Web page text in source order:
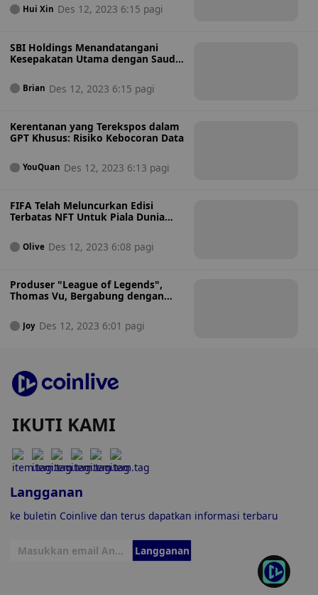
Hui Xin Des 12, 2023 6:15 pagi
SBI Holdings Menandatangani
Kesepakatan Utama dengan Saudi
Brian Des 12, 2023 6:15 pagi
Kerentanan yang Terekspos dalam
GPT Khusus: Risiko Kebocoran Data
YouQuan Des 12, 2023 6:13 pagi
FIFA Telah Meluncurkan Edisi
Terbatas NFT Untuk Piala Dunia
Olive Des 12, 2023 6:08 pagi
Produser "League of Legends",
Thomas Vu, Bergabung dengan
Metaverse
Joy Des 12, 2023 6:01 pagi
IKUTI KAMI
Langganan
ke buletin Coinlive dan terus dapatkan informasi terbaru
Langganan